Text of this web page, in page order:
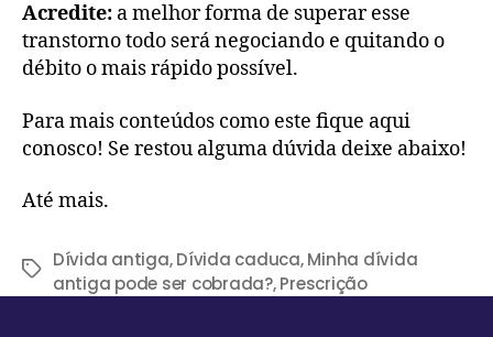
Acredite: a melhor forma de superar esse
transtorno todo será negociando e quitando o
débito o mais rápido possível.
Para mais conteúdos como este fique aqui
conosco! Se restou alguma dúvida deixe abaixo!
Até mais.
Dívida antiga,Dívida caduca,Minha dívida
antiga pode ser cobrada?,Prescrição